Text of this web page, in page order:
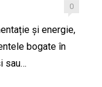
0
și energie,
bogate în
sau…